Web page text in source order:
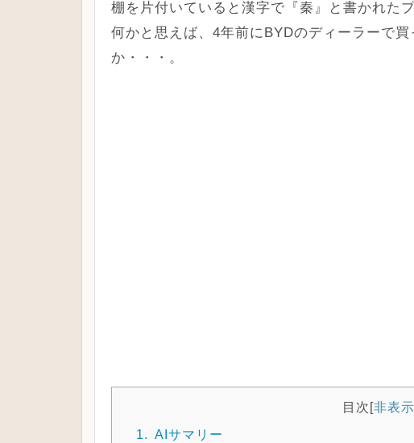
棚を片付いていると漢字で『秦』と書かれた
何かと思えば、4年前にBYDのディーラーで
か・・・。
目次[非表示
1. AIサマリー